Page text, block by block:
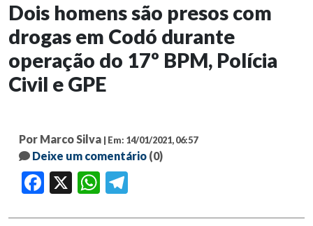
Dois homens são presos com
drogas em Codó durante
operação do 17º BPM, Polícia
Civil e GPE
Por Marco Silva | Em: 14/01/2021, 06:57
Deixe um comentário (0)
Facebook WhatsApp